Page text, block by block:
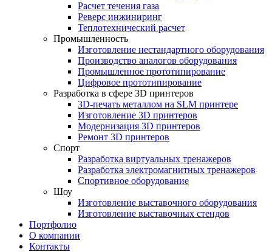
Расчет течения газа
Реверс инжиниринг
Теплотехнический расчет
Промышленность
Изготовление нестандартного оборудования
Производство аналогов оборудования
Промышленное прототипирование
Цифровое прототипирование
Разработка в сфере 3D принтеров
3D-печать металлом на SLM принтере
Изготовление 3D принтеров
Модернизация 3D принтеров
Ремонт 3D принтеров
Спорт
Разработка виртуальных тренажеров
Разработка электромагнитных тренажеров
Спортивное оборудование
Шоу
Изготовление выставочного оборудования
Изготовление выставочных стендов
Портфолио
О компании
Контакты